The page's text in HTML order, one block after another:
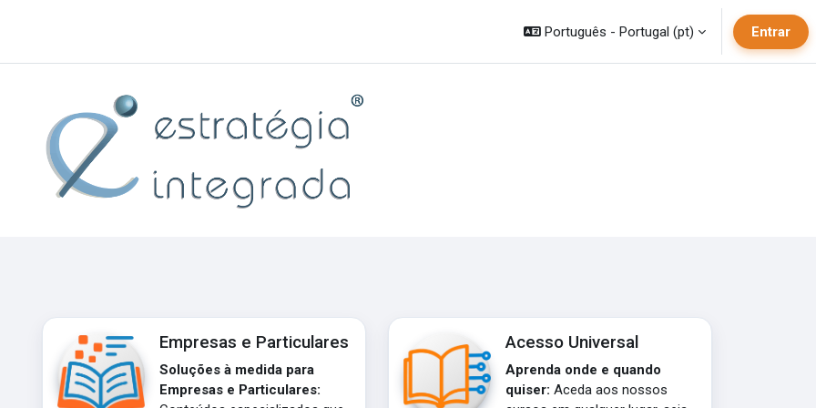
Português - Portugal ‎(pt)‎
Entrar
Empresas e Particulares
Soluções à medida para
Empresas e Particulares:
Acesso Universal
Aprenda onde e quando
quiser: Aceda aos nossos